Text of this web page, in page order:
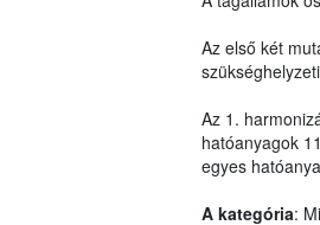
Az első két
Az 1.
hatóanyagok
egyes
A kategória: